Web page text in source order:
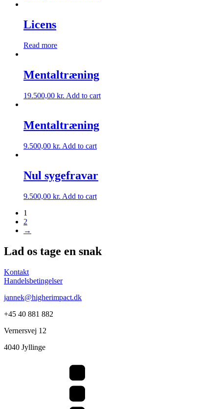
Licens
Read more
Mentaltræning
19.500,00 kr. Add to cart
Mentaltræning
9.500,00 kr. Add to cart
Nul sygefravar
9.500,00 kr. Add to cart
1
2
→
Lad os tage en snak
Kontakt
Handelsbetingelser
jannek@higherimpact.dk
+45 40 881 882
Vernersvej 12
4040 Jyllinge